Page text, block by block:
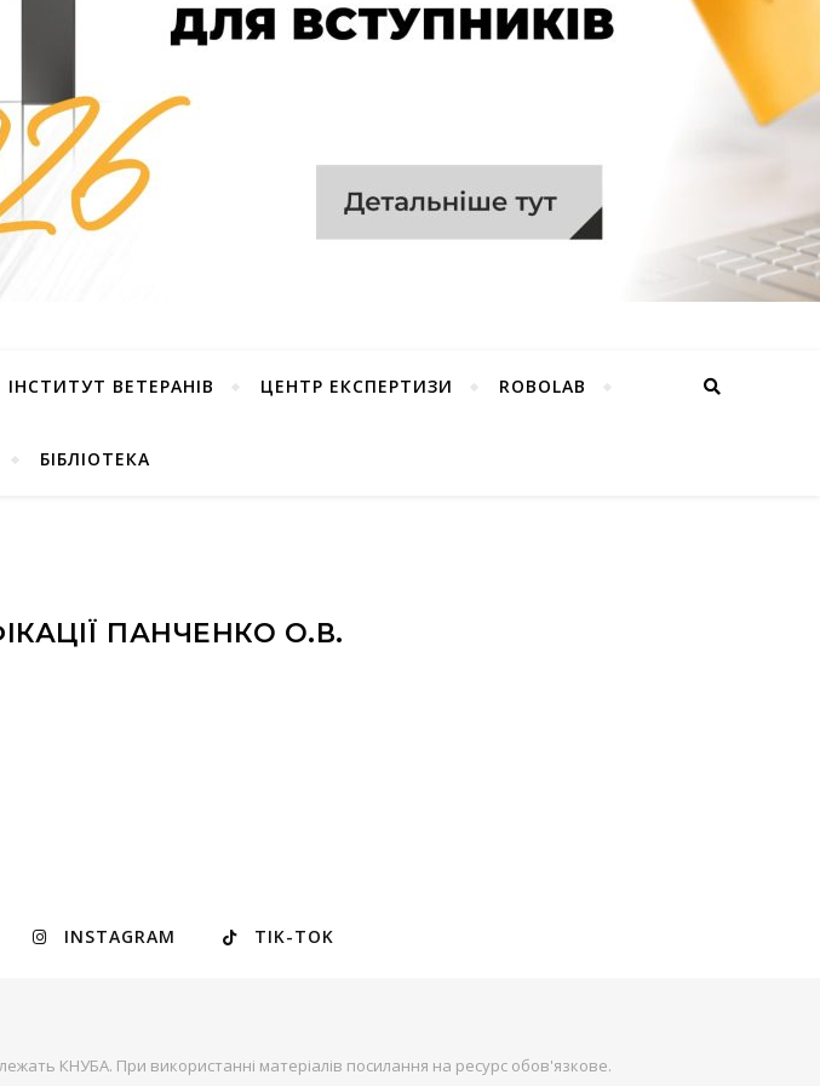
ІНСТИТУТ ВЕТЕРАНІВ ЦЕНТР ЕКСПЕРТИЗИ ROBOLAB
БІБЛІОТЕКА
ПАНЧЕНКО О.В.
INSTAGRAM TIK-TOK
КНУБА. При використанні матеріалів посилання на ресурс обов'язкове.